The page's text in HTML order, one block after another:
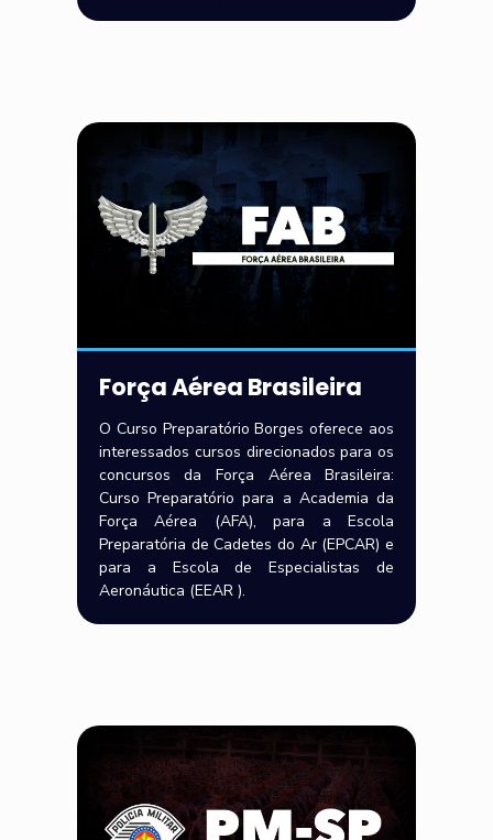
Força Aérea Brasileira
O Curso Preparatório Borges oferece aos
interessados cursos direcionados para os
concursos da Força Aérea Brasileira:
Curso Preparatório para a Academia da
Força Aérea (AFA), para a Escola
Preparatória de Cadetes do Ar (EPCAR) e
para a Escola de Especialistas de
Aeronáutica (EEAR ).